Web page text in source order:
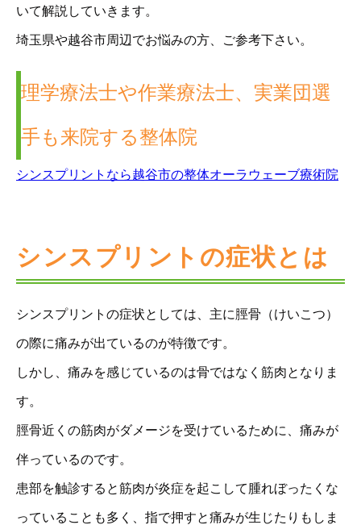
いて解説していきます。
埼玉県や越谷市周辺でお悩みの方、ご参考下さい。
理学療法士や作業療法士、実業団選
手も来院する整体院
シンスプリントなら越谷市の整体オーラウェーブ療術院
シンスプリントの症状とは
シンスプリントの症状としては、主に脛骨（けいこつ）
の際に痛みが出ているのが特徴です。
しかし、痛みを感じているのは骨ではなく筋肉となりま
す。
脛骨近くの筋肉がダメージを受けているために、痛みが
伴っているのです。
患部を触診すると筋肉が炎症を起こして腫れぼったくな
っていることも多く、指で押すと痛みが生じたりもしま